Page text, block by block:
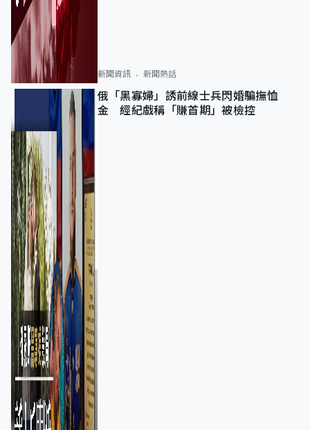
新聞資訊 新聞熱話
俄「黑寡婦」誘前線士兵閃婚騙撫恤
金 經紀戲稱「賺首期」被檢控